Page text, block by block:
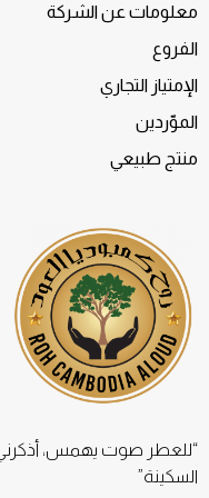
“للعطر صوت يهمس، أذكرني.
السكينة”
معلومات عن الشركة
الفروع
الإمتياز التجاري
الموّردين
منتج طبيعي